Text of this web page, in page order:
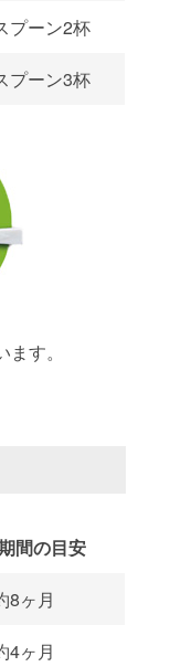
プーン2杯
プーン3杯
す。
間の目安
8ヶ月
4ヶ月